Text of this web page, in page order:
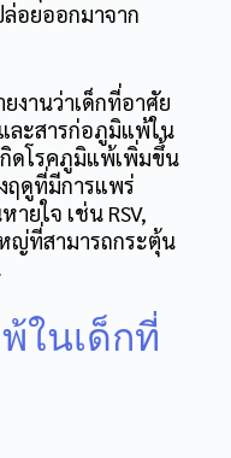
อยออกมาจาก
ยงานว่าเด็กที่อาศัย
ละสารก่อภูมิแพ้ใน
กิดโรคภูมิแพ้เพิ่มขึ้น
ฤดูที่มีการแพร่
ายใจ เช่น RSV,
ญ่ที่สามารถกระตุ้น
ในเด็กที่